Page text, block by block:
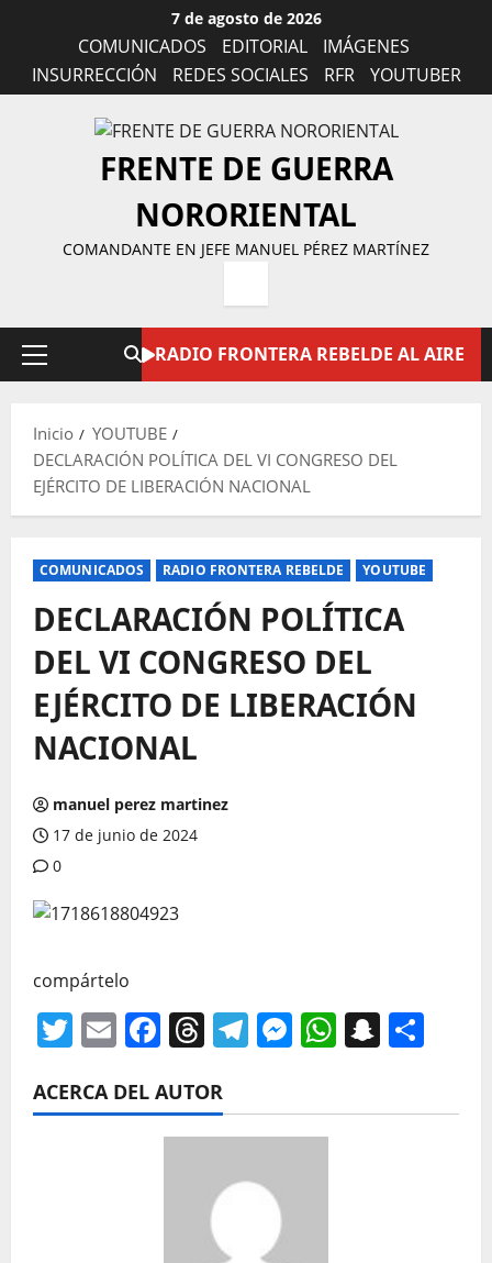
contenido
7 de agosto de 2026
COMUNICADOS EDITORIAL
IMÁGENES
INSURRECCIÓN
REDES SOCIALES RFR YOUTUBER
FRENTE DE GUERRA
NORORIENTAL
COMANDANTE EN JEFE MANUEL PÉREZ MARTÍNEZ
Menú
RADIO FRONTERA REBELDE AL AIRE
Inicio
YOUTUBE
DECLARACIÓN POLÍTICA DEL VI CONGRESO DEL
EJÉRCITO DE LIBERACIÓN NACIONAL
COMUNICADOS RADIO FRONTERA REBELDE YOUTUBE
DECLARACIÓN POLÍTICA
DEL VI CONGRESO DEL
EJÉRCITO DE LIBERACIÓN
NACIONAL
manuel perez martinez
17 de junio de 2024
0
compártelo
Twitter
EmailFacebook
Threads
Telegram
Messenger
ACERCA DEL AUTOR